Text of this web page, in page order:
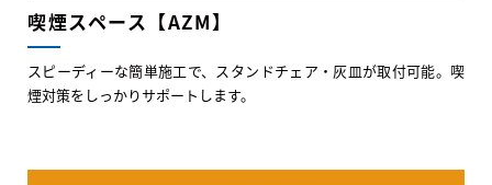
喫煙スペース【AZM】
スピーディーな簡単施工で、スタンドチェア・灰皿が取付可能。喫
煙対策をしっかりサポートします。